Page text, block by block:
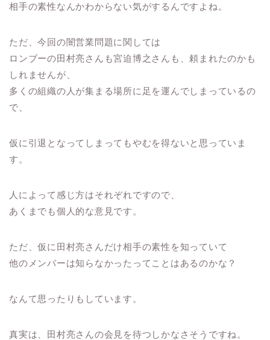
相手の素性なんかわからない気がするんですよね。
ただ、今回の闇営業問題に関しては
ロンブーの田村亮さんも宮迫博之さんも、頼まれたのかも
しれませんが、
多くの組織の人が集まる場所に足を運んでしまっているの
で、
仮に引退となってしまってもやむを得ないと思っていま
す。
人によって感じ方はそれぞれですので、
あくまでも個人的な意見です。
ただ、仮に田村亮さんだけ相手の素性を知っていて
他のメンバーは知らなかったってことはあるのかな？
なんて思ったりもしています。
真実は、田村亮さんの会見を待つしかなさそうですね。